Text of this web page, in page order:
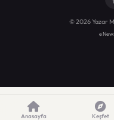
© 2026 Yazar
Anasayfa Keşfet